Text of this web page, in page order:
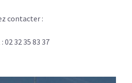
contacter :
02 32 35 83 37